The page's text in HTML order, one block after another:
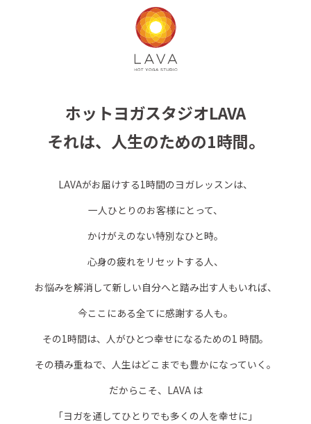
ホットヨガスタジオLAVA
それは、人生のための1時間。
LAVAがお届けする1時間のヨガレッスンは、
一人ひとりのお客様にとって、
かけがえのない特別なひと時。
心身の疲れをリセットする人、
お悩みを解消して新しい自分へと踏み出す人もいれば、
今ここにある全てに感謝する人も。
その1時間は、人がひとつ幸せになるための1 時間。
その積み重ねで、人生はどこまでも豊かになっていく。
だからこそ、LAVA は
「ヨガを通してひとりでも多くの人を幸せに」